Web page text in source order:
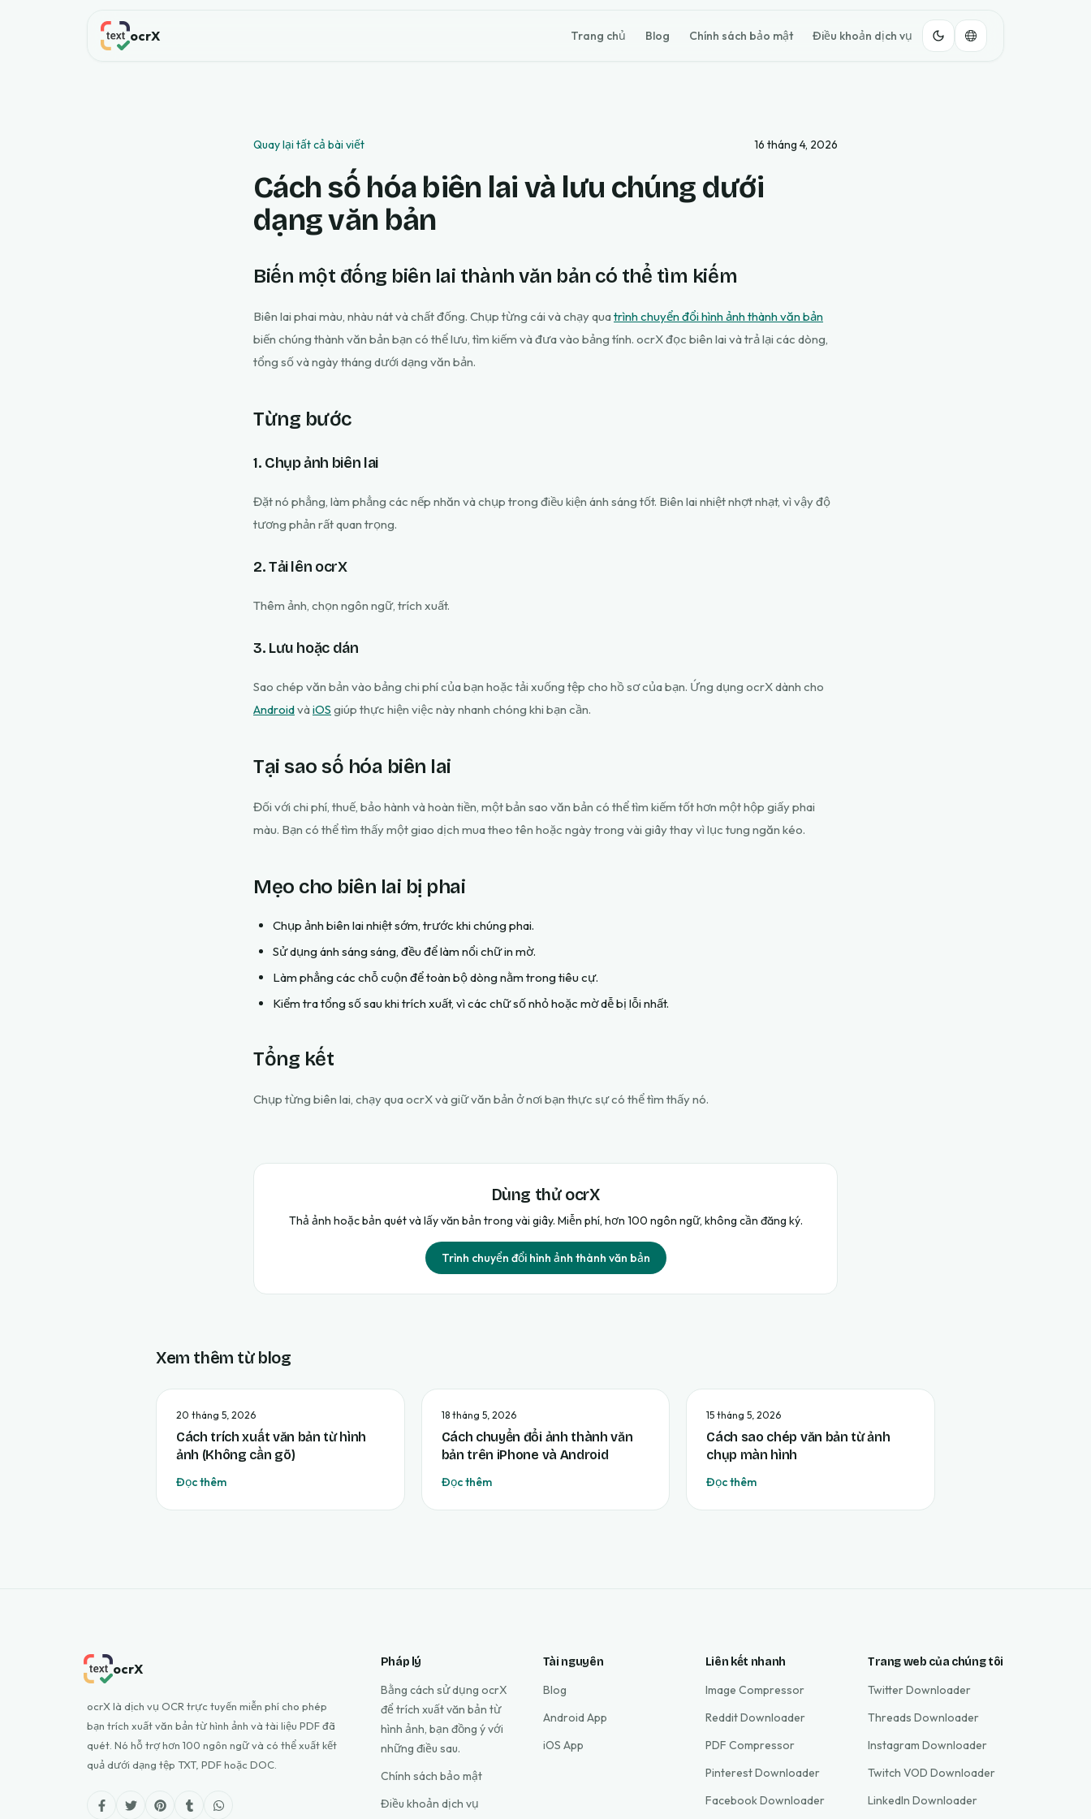
ocrX Trang chủ Blog Chính sách bảo mật Điều khoản dịch vụ
Quay lại tất cả bài viết 16 tháng 4, 2026
Cách số hóa biên lai và lưu chúng dưới
dạng văn bản
Biến một đống biên lai thành văn bản có thể tìm kiếm
Biên lai phai màu, nhàu nát và chất đống. Chụp từng cái và chạy quatrình chuyển đổi hình ảnh thành văn bản
biến chúng thành văn bản bạn có thể lưu, tìm kiếm và đưa vào bảng tính. ocrX đọc biên lai và trả lại các dòng,
tổng số và ngày tháng dưới dạng văn bản.
Từng bước
1. Chụp ảnh biên lai
Đặt nó phẳng, làm phẳng các nếp nhăn và chụp trong điều kiện ánh sáng tốt. Biên lai nhiệt nhợt nhạt, vì vậy độ
tương phản rất quan trọng.
2. Tải lên ocrX
Thêm ảnh, chọn ngôn ngữ, trích xuất.
3. Lưu hoặc dán
Sao chép văn bản vào bảng chi phí của bạn hoặc tải xuống tệp cho hồ sơ của bạn. Ứng dụng ocrX dành cho
AndroidvàiOS giúp thực hiện việc này nhanh chóng khi bạn cần.
Tại sao số hóa biên lai
Đối với chi phí, thuế, bảo hành và hoàn tiền, một bản sao văn bản có thể tìm kiếm tốt hơn một hộp giấy phai
màu. Bạn có thể tìm thấy một giao dịch mua theo tên hoặc ngày trong vài giây thay vì lục tung ngăn kéo.
Mẹo cho biên lai bị phai
Chụp ảnh biên lai nhiệt sớm, trước khi chúng phai.
Sử dụng ánh sáng sáng, đều để làm nổi chữ in mờ.
Làm phẳng các chỗ cuộn để toàn bộ dòng nằm trong tiêu cự.
Kiểm tra tổng số sau khi trích xuất, vì các chữ số nhỏ hoặc mờ dễ bị lỗi nhất.
Tổng kết
Chụp từng biên lai, chạy qua ocrX và giữ văn bản ở nơi bạn thực sự có thể tìm thấy nó.
Dùng thử ocrX
Thả ảnh hoặc bản quét và lấy văn bản trong vài giây. Miễn phí, hơn 100 ngôn ngữ, không cần đăng ký.
Trình chuyển đổi hình ảnh thành văn bản
Xem thêm từ blog
20 tháng 5, 2026
Cách trích xuất văn bản từ hình
ảnh (Không cần gõ)
Đọc thêm
18 tháng 5, 2026
Cách chuyển đổi ảnh thành văn
bản trên iPhone và Android
Đọc thêm
15 tháng 5, 2026
Cách sao chép văn bản từ ảnh
chụp màn hình
Đọc thêm
ocrX
ocrX là dịch vụ OCR trực tuyến miễn phí cho phép
bạn trích xuất văn bản từ hình ảnh và tài liệu PDF đã
quét. Nó hỗ trợ hơn 100 ngôn ngữ và có thể xuất kết
quả dưới dạng tệp TXT, PDF hoặc DOC.
Pháp lý
Bằng cách sử dụng ocrX
để trích xuất văn bản từ
hình ảnh, bạn đồng ý với
những điều sau.
Chính sách bảo mật
Điều khoản dịch vụ
Tài nguyên
Blog
Android App
iOS App
Liên kết nhanh
Image Compressor
Reddit Downloader
PDF Compressor
Pinterest Downloader
Facebook Downloader
Trang web của chúng tôi
Twitter Downloader
Threads Downloader
Instagram Downloader
Twitch VOD Downloader
LinkedIn Downloader